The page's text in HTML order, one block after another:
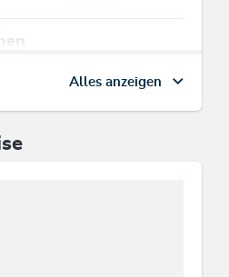
Deutsch
Alles anzeigen